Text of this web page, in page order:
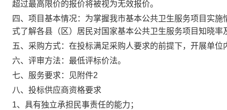
超过最高限价的报价将被视为无效报价。
四、项目基本情况：为掌握我市基本公共卫生服务项目实
式了解各县（区）居民对国家基本公共卫生服务项目知晓
五、采购方式：在投标满足采购人要求的前提下，开展单位
六、评审方法：最低评标价法。
七、服务要求：见附件2
八、投标供应商资格要求
1、具有独立承担民事责任的能力；